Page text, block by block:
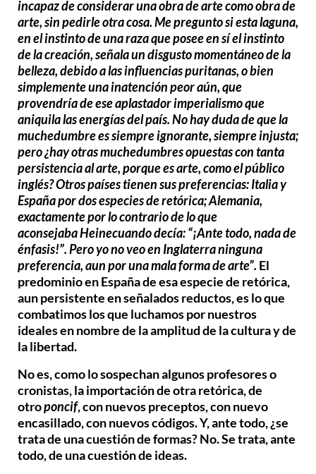
incapaz de considerar una obra de arte como obra de
arte, sin pedirle otra cosa. Me pregunto si esta laguna,
en el instinto de una raza que posee en sí el instinto
de la creación, señala un disgusto momentáneo de la
belleza, debido a las influencias puritanas, o bien
simplemente una inatención peor aún, que
provendría de ese aplastador imperialismo que
aniquila las energías del país. No hay duda de que la
muchedumbre es siempre ignorante, siempre injusta;
pero ¿hay otras muchedumbres opuestas con tanta
persistencia al arte, porque es arte, como el público
inglés? Otros países tienen sus preferencias: Italia y
España por dos especies de retórica; Alemania,
exactamente por lo contrario de lo que
aconsejabaHeinecuando decía: “¡Ante todo, nada de
énfasis!”. Pero yo no veo en Inglaterra ninguna
preferencia, aun por una mala forma de arte”. El
predominio en España de esa especie de retórica,
aun persistente en señalados reductos, es lo que
combatimos los que luchamos por nuestros
ideales en nombre de la amplitud de la cultura y de
la libertad.
No es, como lo sospechan algunos profesores o
cronistas, la importación de otra retórica, de
otroponcif, con nuevos preceptos, con nuevo
encasillado, con nuevos códigos. Y, ante todo, ¿se
trata de una cuestión de formas? No. Se trata, ante
todo, de una cuestión de ideas.